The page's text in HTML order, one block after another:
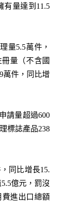
有量達到11.5
量5.5萬件，
量（不含國
萬件，同比增
請量超過600
標誌產品238
同比增長15.
億元，罰沒
費進出口總額